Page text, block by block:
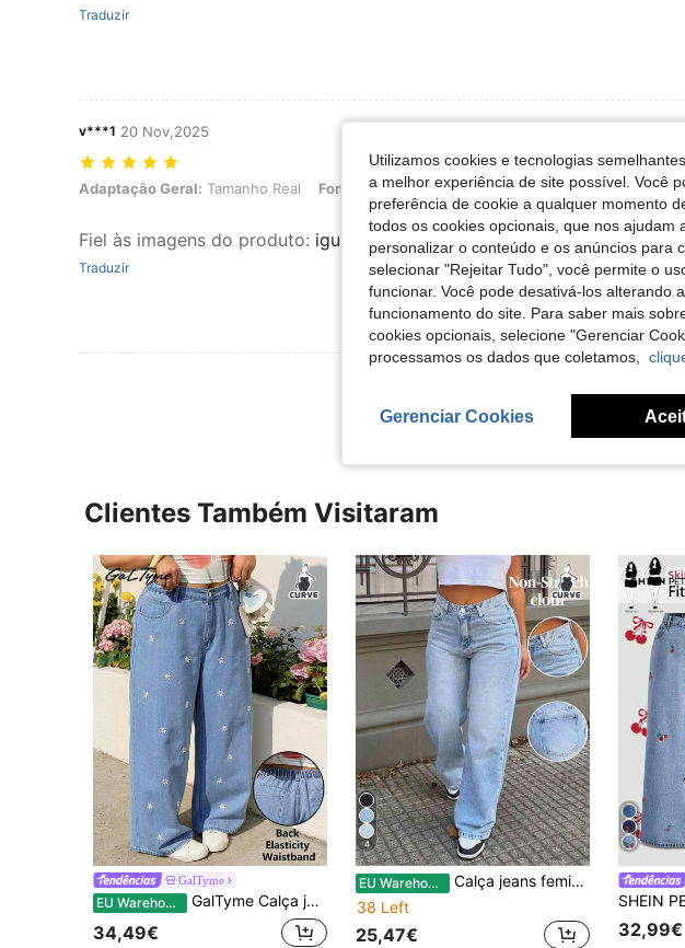
Traduzir
v***1 20 Nov,2025
Adaptação Geral: Tamanho Real, Formato do corpo: Maçã, Cor: Lavagem leve, Tamanho: 2XL
Adaptação Geral: Tamanho Real Formato do corpo:Maçã Cor:Lavagem leve
Fiel às imagens do produto: igual a imagem e tamanho grande para
Traduzir
Clientes Também Visitaram
GalTyme
EU Warehouse GalTyme Calça jeans plus size casual lavada com bordado de margaridas
34,49€
4
EU Warehouse
Calça jeans feminina plus size casual, lavada e de corte reto e folgada.
38 Left
25,47€ 32,99€
Utilizamos cookies e tecnologias
a melhor experiência de site possível. Você
preferência de cookie a qualquer momento
todos os cookies opcionais, que nos
personalizar o conteúdo e os anúncios para
selecionar "Rejeitar Tudo", você permite o
funcionar. Você pode desativá-los alterando
funcionamento do site. Para saber mais
cookies opcionais, selecione "Gerenciar
processamos os dados que coletamos,
Gerenciar Cookies